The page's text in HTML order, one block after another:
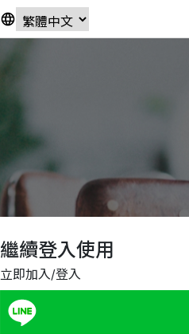
繼續登入使用
立即加入/登入